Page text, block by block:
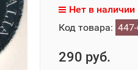
Нет в наличии
Код товара:
290 руб.